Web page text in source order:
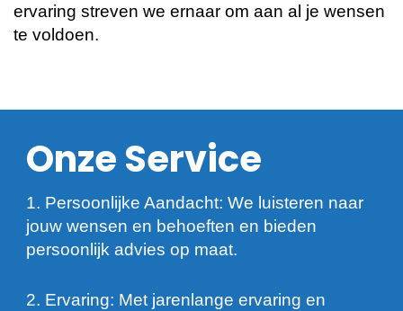
ervaring streven we ernaar om aan al je wensen
te voldoen.
Onze Service
1. Persoonlijke Aandacht: We luisteren naar
jouw wensen en behoeften en bieden
persoonlijk advies op maat.
2. Ervaring: Met jarenlange ervaring en